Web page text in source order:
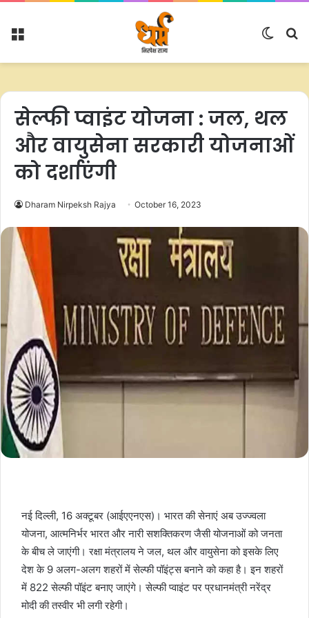
Menu
Switch
सेल्फी प्वाइंट योजना : जल, थल
और वायुसेना सरकारी योजनाओं
को दर्शाएंगी
Dharam Nirpeksh Rajya October 16, 2023
नई दिल्ली, 16 अक्टूबर (आईएएनएस)। भारत की सेनाएं अब उज्ज्वला
योजना, आत्मनिर्भर भारत और नारी सशक्तिकरण जैसी योजनाओं को जनता
के बीच ले जाएंगी। रक्षा मंत्रालय ने जल, थल और वायुसेना को इसके लिए
देश के 9 अलग-अलग शहरों में सेल्फी पॉइंट्स बनाने को कहा है। इन शहरों
में 822 सेल्फी पॉइंट बनाए जाएंगे। सेल्फी प्वाइंट पर प्रधानमंत्री नरेंद्र
मोदी की तस्वीर भी लगी रहेगी।